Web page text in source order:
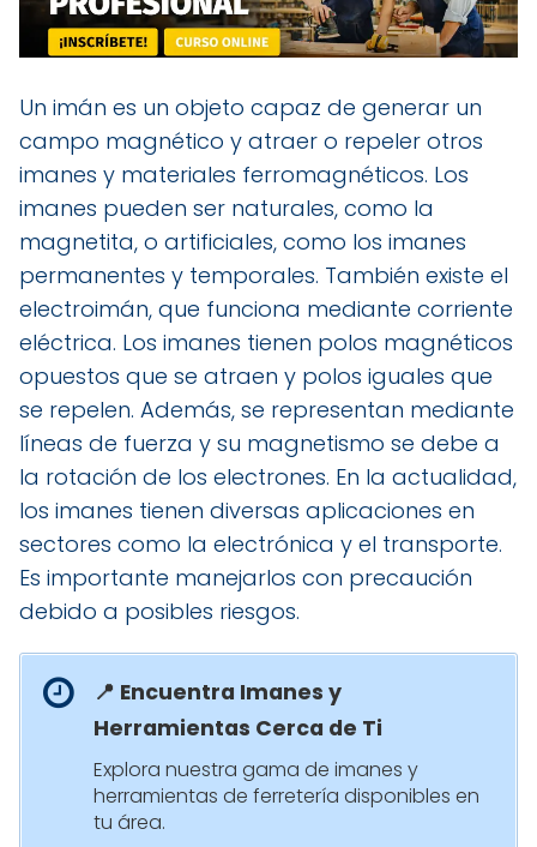
Un imán es un objeto capaz de generar un
campo magnético y atraer o repeler otros
imanes y materiales ferromagnéticos. Los
imanes pueden ser naturales, como la
magnetita, o artificiales, como los imanes
permanentes y temporales. También existe el
electroimán, que funciona mediante corriente
eléctrica. Los imanes tienen polos magnéticos
opuestos que se atraen y polos iguales que
se repelen. Además, se representan mediante
líneas de fuerza y su magnetismo se debe a
la rotación de los electrones. En la actualidad,
los imanes tienen diversas aplicaciones en
sectores como la electrónica y el transporte.
Es importante manejarlos con precaución
debido a posibles riesgos.
📍 Encuentra Imanes y
Herramientas Cerca de Ti
Explora nuestra gama de imanes y
herramientas de ferretería disponibles en
tu área.